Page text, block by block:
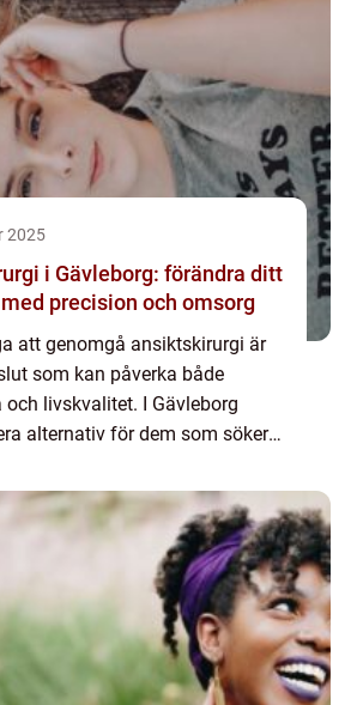
2025
i Gävleborg: förändra ditt
precision och omsorg
att genomgå ansiktskirurgi är
som kan påverka både
livskvalitet. I Gävleborg
alternativ för dem som söker